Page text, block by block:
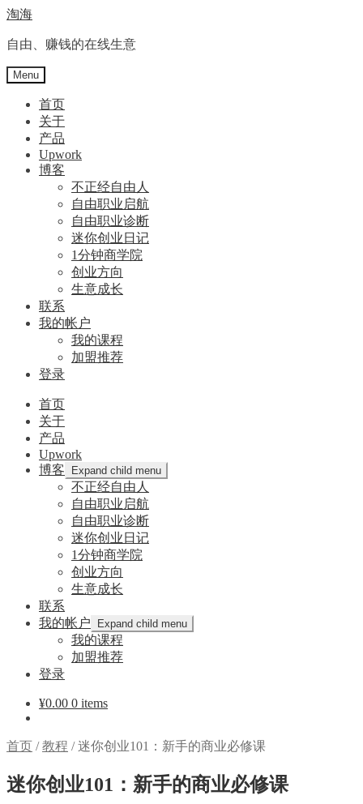
淘海
自由、赚钱的在线生意
Menu
首页
关于
产品
Upwork
博客
不正经自由人
自由职业启航
自由职业诊断
迷你创业日记
1分钟商学院
创业方向
生意成长
联系
我的帐户
我的课程
加盟推荐
登录
首页
关于
产品
Upwork
博客
Expand child menu
不正经自由人
自由职业启航
自由职业诊断
迷你创业日记
1分钟商学院
创业方向
生意成长
联系
我的帐户
Expand child menu
我的课程
加盟推荐
登录
¥0.00 0 items
首页 /教程 /迷你创业101：新手的商业必修课
迷你创业101：新手的商业必修课